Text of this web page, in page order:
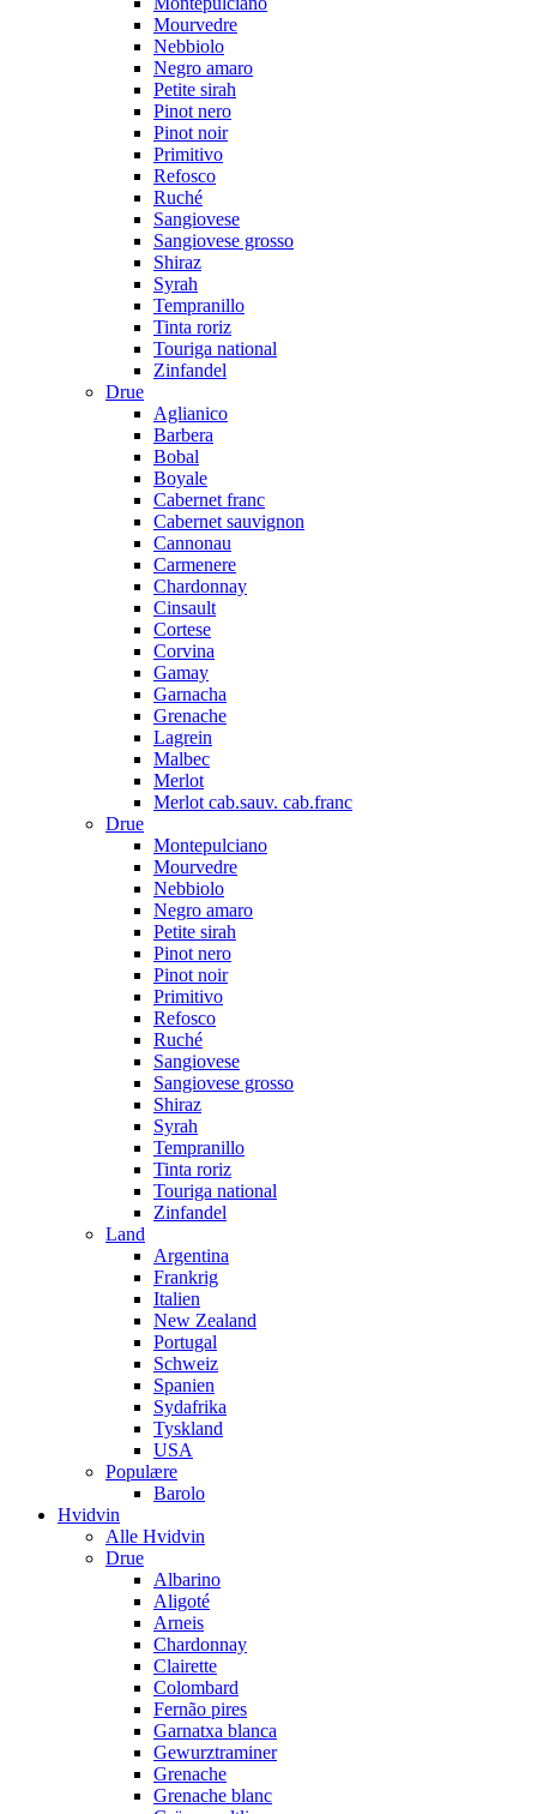
Mourvedre
Nebbiolo
Negro amaro
Petite sirah
Pinot nero
Pinot noir
Primitivo
Refosco
Ruché
Sangiovese
Sangiovese grosso
Shiraz
Syrah
Tempranillo
Tinta roriz
Touriga national
Zinfandel
Drue
Aglianico
Barbera
Bobal
Boyale
Cabernet franc
Cabernet sauvignon
Cannonau
Carmenere
Chardonnay
Cinsault
Cortese
Corvina
Gamay
Garnacha
Grenache
Lagrein
Malbec
Merlot
Merlot cab.sauv. cab.franc
Drue
Montepulciano
Mourvedre
Nebbiolo
Negro amaro
Petite sirah
Pinot nero
Pinot noir
Primitivo
Refosco
Ruché
Sangiovese
Sangiovese grosso
Shiraz
Syrah
Tempranillo
Tinta roriz
Touriga national
Zinfandel
Land
Argentina
Frankrig
Italien
New Zealand
Portugal
Schweiz
Spanien
Sydafrika
Tyskland
USA
Populære
Barolo
Hvidvin
Alle Hvidvin
Drue
Albarino
Aligoté
Arneis
Chardonnay
Clairette
Colombard
Fernão pires
Garnatxa blanca
Gewurztraminer
Grenache
Grenache blanc